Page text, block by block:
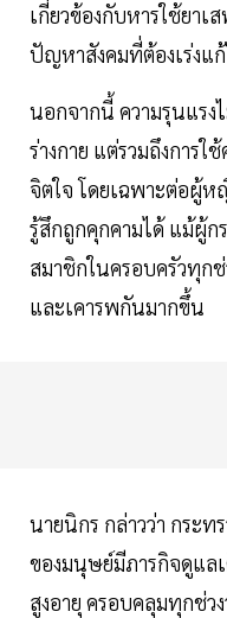
เกี่ยวข้องกับหารใช้ยา
ปัญหาสังคมที่ต้องเร่งแก้
นอกจากนี้ ความรุนแรง
ร่างกาย แต่รวมถึงการ
จิตใจ โดยเฉพาะต่อผู้ห
รู้สึกถูกคุกคามได้ แม้ผู้ก
สมาชิกในครอบครัวทุกช่
และเคารพกันมากขึ้น
นายนิกร กล่าวว่า กระ
ของมนุษย์มีภารกิจดูแล
สูงอายุ ครอบคลุมทุกช่ว